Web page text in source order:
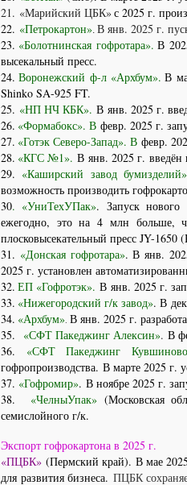
21. «Марийский ЦБК» с 2025 г.
22. «Петрокартон». В янв. 2025 г. п
23. «Болотнинская гофротара». В
высекальный пресс.
24. Воронежский ф-л «Архбум». В
Shinko SA-925 FT.
25. «НП НЧ КБК». В янв. 2025 г.
26. «Формабокс». В февр. 2025 г.
27. «Готэк Северо-Запад». В февр.
28. «КГС №1». В янв. 2025 г.
29. «Каширский завод
возможность производить
30. «УниТехУПак».Запуск
ежегодно, это на 4 млн больше,
плосковысекательный пресс JY-1650
31. «Донская гофротара». Вянв.
2025 г. установлен
32. ЕП «Гофротэк». В янв. 2025 г.
33. «Нижегородский г/к завод». В
34. «Архбум» В янв. 2025 г.
35.
«СФТ Пакеджинг Алексин». В
36.
«СФТ Пакеджинг
гофропроизводства. В марте 2025 г.
37. «Гофромир». В ноябре 2025 г.
38. «ЧелныУпак» (Московская
семислойного г/к.
Экспорт гофрокартона в 2025 г.
«ПЦБК» (Пермский край). В мае
для развития бизнеса. ПЦБК